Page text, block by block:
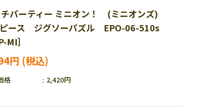
パーティー ミニオン！ (ミニオンズ)
ース ジグソーパズル EPO-06-510s
MI］
円
格 2,420円